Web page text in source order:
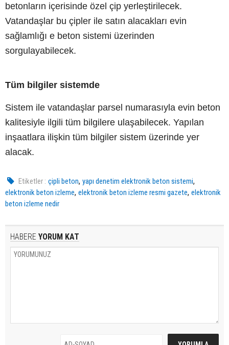
betonların içerisinde özel çip yerleştirilecek.
Vatandaşlar bu çipler ile satın alacakları evin
sağlamlığı e beton sistemi üzerinden
sorgulayabilecek.
Tüm bilgiler sistemde
Sistem ile vatandaşlar parsel numarasıyla evin beton
kalitesiyle ilgili tüm bilgilere ulaşabilecek. Yapılan
inşaatlara ilişkin tüm bilgiler sistem üzerinde yer
alacak.
Etiketler : çipli beton,yapı denetim elektronik beton sistemi,
elektronik beton izleme, elektronik beton izleme resmi gazete, elektronik
beton izleme nedir
HABERE YORUM KAT